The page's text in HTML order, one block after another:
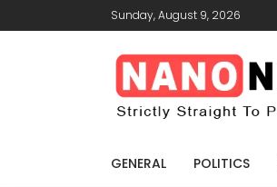
Sunday, August 9, 2026
GENERAL POLITICS